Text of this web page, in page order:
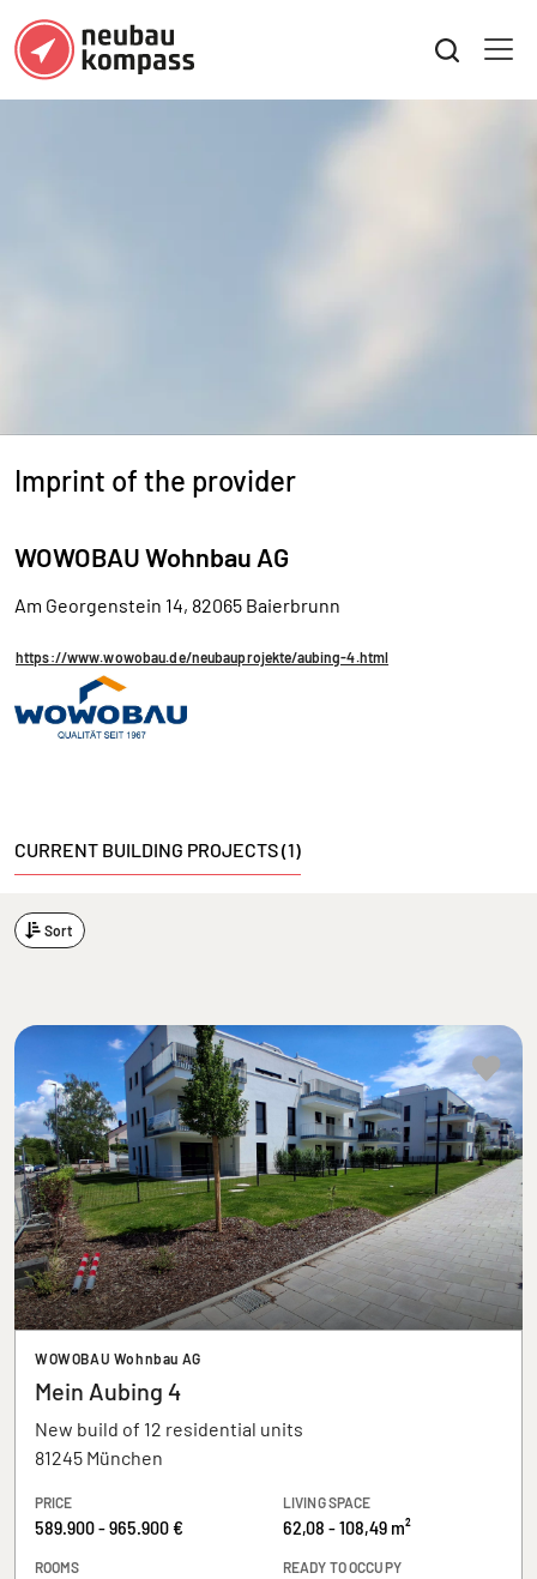
Imprint of the provider
WOWOBAU Wohnbau AG
Am Georgenstein 14, 82065 Baierbrunn
https://www.wowobau.de/neubauprojekte/aubing-4.html
CURRENT BUILDING PROJECTS (1)
Sort
WOWOBAU Wohnbau AG
Mein Aubing 4
New build of 12 residential units
81245 München
PRICE
589.900 - 965.900 €
LIVING SPACE
62,08 - 108,49 m²
ROOMS READY TO OCCUPY